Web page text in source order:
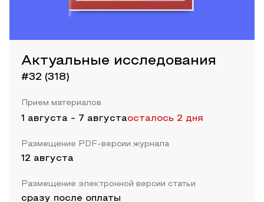
Актуальные исследования
#32 (318)
Прием материалов
1 августа - 7 августаосталось 2 дня
Размещение PDF-версии журнала
12 августа
Размещение электронной версии статьи
сразу после оплаты